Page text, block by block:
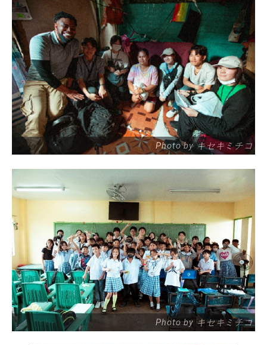
Photo by キセキミチコ
Photo by キセキミチコ